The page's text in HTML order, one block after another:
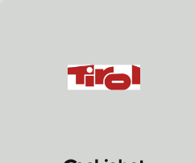
Home Veranstaltungen